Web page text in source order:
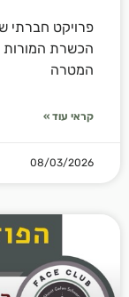
הכשרת המורות
המטרה
קראי עוד »
08/03/2026